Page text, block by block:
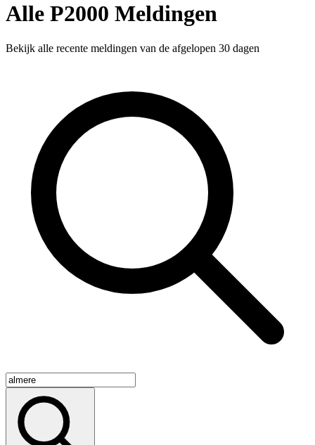
Alle P2000 Meldingen
Bekijk alle recente meldingen van de afgelopen 30 dagen